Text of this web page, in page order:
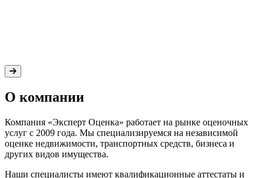
О компании
Компания «Эксперт Оценка» работает на рынке оценочных
услуг с 2009 года. Мы специализируемся на независимой
оценке недвижимости, транспортных средств, бизнеса и
других видов имущества.
Наши специалисты имеют квалификационные аттестаты и